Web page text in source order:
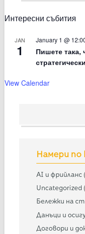
Интересни събития
JAN
1
January 1 @
Пишете така,
View Calendar
Намери по
AI и фрийланс
Uncategorized
Бележки на
Данъци и
Договори и